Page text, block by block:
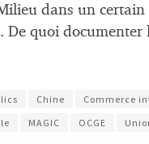
dans un certain
De quoi documenter
Chine
Commerce
MAGIC OCGE